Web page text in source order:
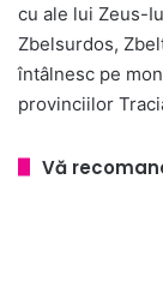
cu ale lui Zeus-
Zbelsurdos,
întâlnesc pe
provinciilor
Vă